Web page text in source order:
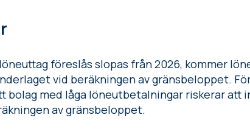
föreslås slopas från 2026, kommer
vid beräkningen av gränsbeloppet.
bolag med låga löneutbetalningar riskerar att
av gränsbeloppet.